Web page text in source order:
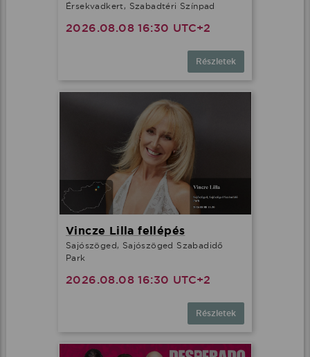
Érsekvadkert, Szabadtéri Színpad
2026.08.08 16:30 UTC+2
Részletek
Vincze Lilla fellépés
Sajószöged, Sajószöged Szabadidő
Park
2026.08.08 16:30 UTC+2
Részletek